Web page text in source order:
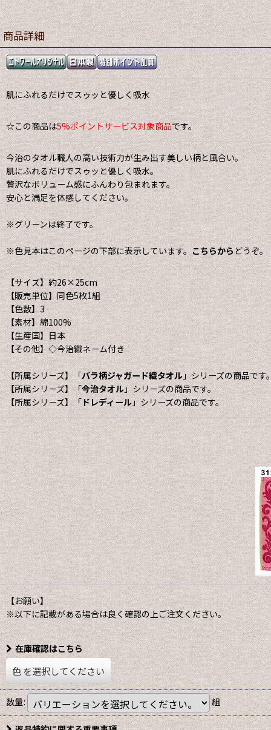
商品詳細
肌にふれるだけでスゥッと優しく吸水
☆この商品は5%ポイントサービス対象商品です。
今治のタオル職人の高い技術力が生み出す美しい柄と風合い。
肌にふれるだけでスゥッと優しく吸水。
贅沢なボリューム感にふんわり包まれます。
安心と満足を体感してください。
※グリーンは終了です。
※色見本はこのページの下部に表示しています。 こちらから どうぞ。
【サイズ】約26×25cm
【販売単位】同色5枚1組
【色数】3
【素材】綿100%
【生産国】日本
【その他】◇今治織ネーム付き
【所属シリーズ】「バラ柄ジャガード織タオル 」シリーズの商品です
【所属シリーズ】「今治タオル 」シリーズの商品です。
【所属シリーズ】「ドレディール 」シリーズの商品です。
【お願い】
※以下に記載がある場合は良く確認の上ご注文ください。
在庫確認はこちら
色を選択してください
数量: 組